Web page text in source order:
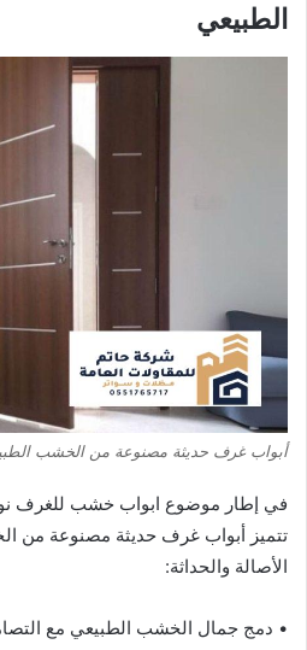
الطبيعي
أبواب غرف حديثة مصنوعة من الخشب
تتميز أبواب غرف حديثة مصنوعة من
الأصالة والحداثة:
• دمج جمال الخشب الطبيعي مع